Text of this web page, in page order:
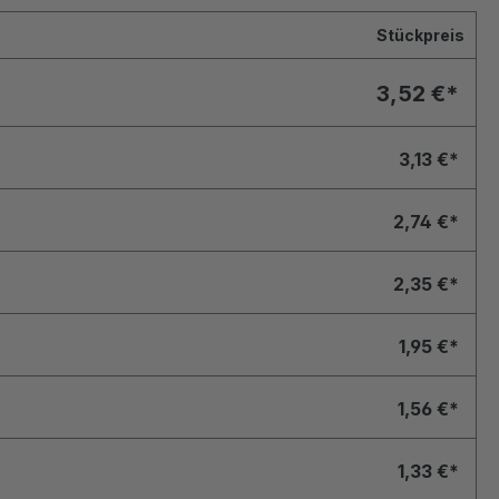
Stückpreis
3,52 €*
3,13 €*
2,74 €*
2,35 €*
1,95 €*
1,56 €*
1,33 €*